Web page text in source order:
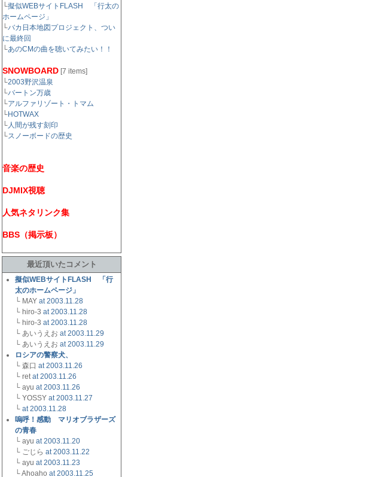
└擬似WEBサイトFLASH 「行太の
ホームページ」
└バカ日本地図プロジェクト、つい
に最終回
└あのCMの曲を聴いてみたい！！
SNOWBOARD [7 items]
└2003野沢温泉
└バートン万歳
└アルファリゾート・トマム
└HOTWAX
└人間が残す刻印
└スノーボードの歴史
音楽の歴史
DJMIX視聴
人気ネタリンク集
BBS（掲示板）
最近頂いたコメント
擬似WEBサイトFLASH 「行
太のホームページ」
└ MAY at 2003.11.28
└ hiro-3 at 2003.11.28
└ hiro-3 at 2003.11.28
└ あいうえお at 2003.11.29
└ あいうえお at 2003.11.29
ロシアの警察犬、
└ 森口 at 2003.11.26
└ retat 2003.11.26
└ ayu at 2003.11.26
└ YOSSY at 2003.11.27
└ at 2003.11.28
嗚呼！感動 マリオブラザーズ
の青春
└ ayu at 2003.11.20
└ ごじら at 2003.11.22
└ ayu at 2003.11.23
└ Ahoaho at 2003.11.25